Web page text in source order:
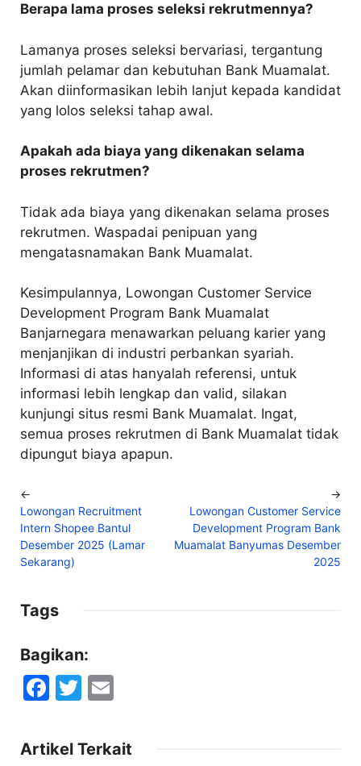
Berapa lama proses seleksi rekrutmennya?
Lamanya proses seleksi bervariasi, tergantung
jumlah pelamar dan kebutuhan Bank Muamalat.
Akan diinformasikan lebih lanjut kepada kandidat
yang lolos seleksi tahap awal.
Apakah ada biaya yang dikenakan selama
proses rekrutmen?
Tidak ada biaya yang dikenakan selama proses
rekrutmen. Waspadai penipuan yang
mengatasnamakan Bank Muamalat.
Kesimpulannya, Lowongan Customer Service
Development Program Bank Muamalat
Banjarnegara menawarkan peluang karier yang
menjanjikan di industri perbankan syariah.
Informasi di atas hanyalah referensi, untuk
informasi lebih lengkap dan valid, silakan
kunjungi situs resmi Bank Muamalat. Ingat,
semua proses rekrutmen di Bank Muamalat tidak
dipungut biaya apapun.
←
Lowongan Recruitment
Intern Shopee Bantul
Desember 2025 (Lamar
Sekarang)
Lowongan Customer Service
Development Program Bank
Muamalat Banyumas Desember
2025
→
Tags
Bagikan:
F
c
T
itt ai
Artikel Terkait